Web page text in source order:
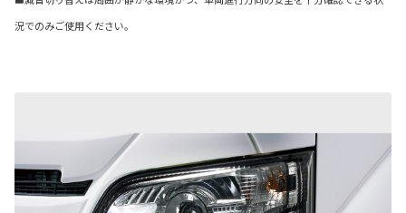
況でのみご使用ください。